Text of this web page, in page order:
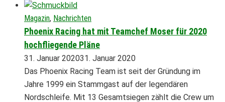
Magazin, Nachrichten
Phoenix Racing hat mit Teamchef Moser für 2020
hochfliegende Pläne
31. Januar 202031. Januar 2020
Das Phoenix Racing Team ist seit der Gründung im
Jahre 1999 ein Stammgast auf der legendären
Nordschleife. Mit 13 Gesamtsiegen zählt die Crew um